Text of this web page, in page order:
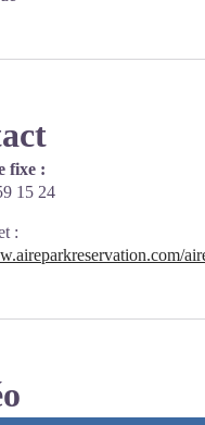
fixe :
15 24
: